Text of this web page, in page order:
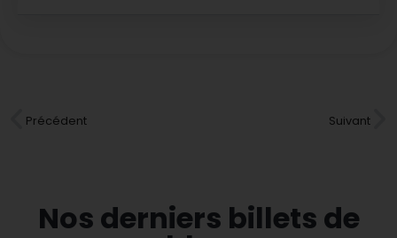
Précédent Suivant
Nos derniers billets de